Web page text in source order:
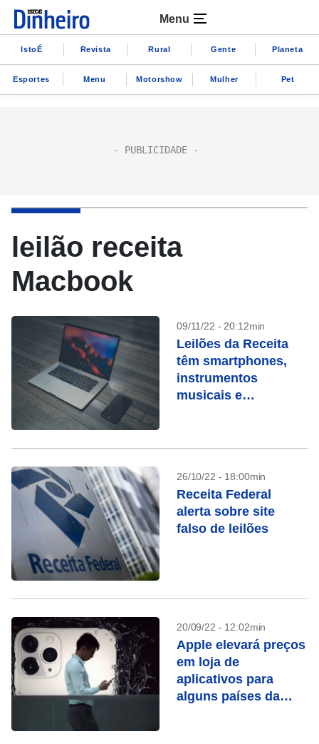
Menu
IstoÉ Revista Rural Gente Planeta
Esportes Menu Motorshow Mulher Pet
leilão receita
Macbook
09/11/22 - 20:12min
Leilões da Receita
têm smartphones,
instrumentos
musicais e
26/10/22 - 18:00min
Receita Federal
alerta sobre site
falso de leilões
20/09/22 - 12:02min
Apple elevará preços
em loja de
aplicativos para
alguns países da